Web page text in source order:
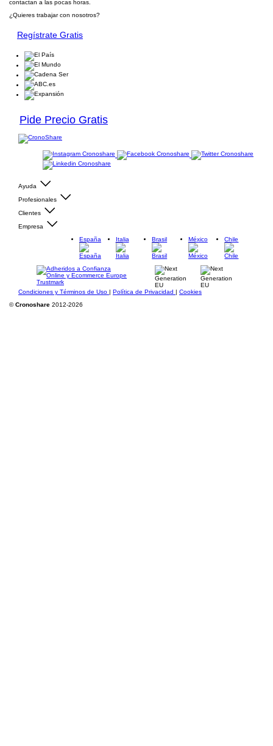
contactan a las pocas horas.
¿Quieres trabajar con nosotros?
Regístrate Gratis
Pide Precio Gratis
Ayuda
Profesionales
Clientes
Empresa
España
Italia Brasil México Chile
Condiciones y Términos de Uso | Política de Privacidad | Cookies
©Cronoshare 2012-2026